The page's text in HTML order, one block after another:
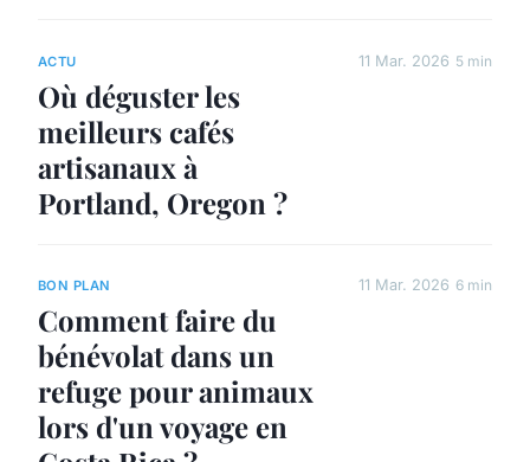
ACTU
Où déguster les
meilleurs cafés
artisanaux à
Portland, Oregon ?
11 Mar. 2026 5 min
BON PLAN
Comment faire du
bénévolat dans un
refuge pour animaux
lors d'un voyage en
11 Mar. 2026 6 min